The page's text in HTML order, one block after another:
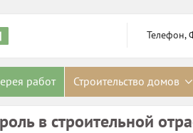
Телефон,
работ Строительство домов
в строительной